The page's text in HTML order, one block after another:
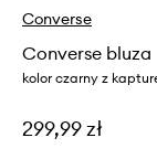
Converse
Converse bluza
kolor czarny z
299,99 zł